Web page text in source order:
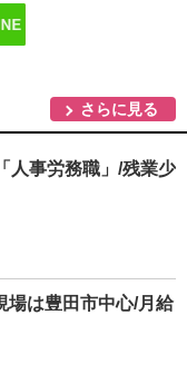
さらに見る
人事労務職」/残業少
場は豊田市中心/月給